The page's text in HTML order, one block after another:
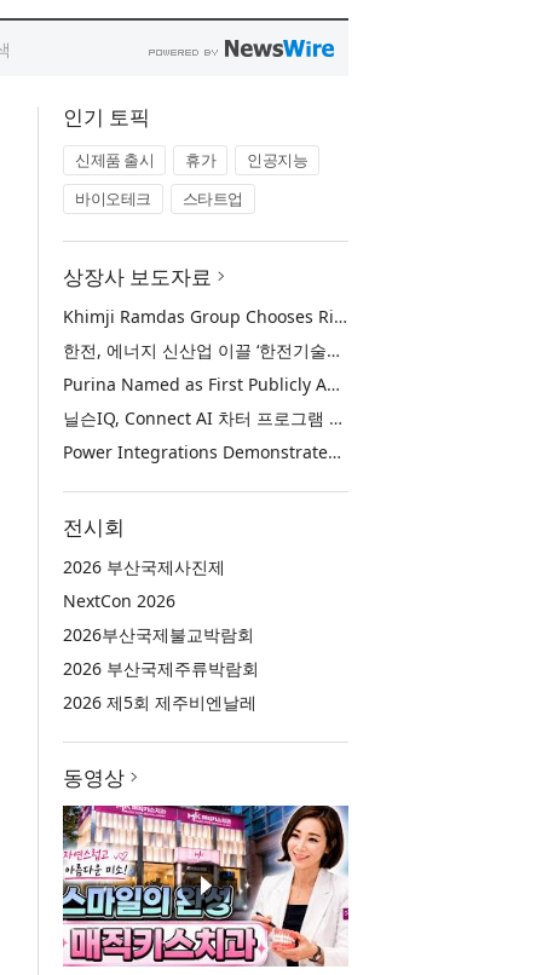
인기 토픽
신제품 출시 휴가
인공지능
바이오테크
스타트업
상장사 보도자료
Khimji Ramdas Group Chooses Rimini Street to Reduce SAP Support Costs, Protect 700+ Customizations and Reinvest Savings in Innovation
한전, 에너지 신산업 이끌 ‘한전기술지주’ 공식 출범
Purina Named as First Publicly Announced NIQ ConnectAI Charter Client
닐슨IQ, Connect AI 차터 프로그램 최초 고객사 ‘퓨리나’ 선정
Power Integrations Demonstrates World’s First 2200 V GaN Technology for Next-Era High-Voltage Power Systems
전시회
2026 부산국제사진제
NextCon 2026
2026부산국제불교박람회
2026 부산국제주류박람회
2026 제5회 제주비엔날레
동영상